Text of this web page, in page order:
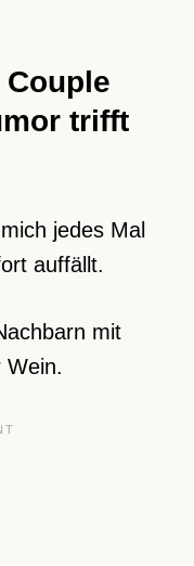
trifft
jedes Mal
auffällt.
mit
Wein.